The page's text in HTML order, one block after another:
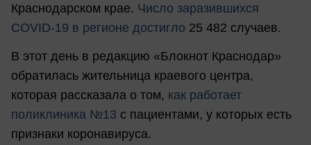
Краснодарском крае. Число заразившихся
COVID-19 в регионе достигло 25 482 случаев.
В этот день в редакцию «Блокнот Краснодар»
обратилась жительница краевого центра,
которая рассказала о том, как работает
поликлиника №13 с пациентами, у которых есть
признаки коронавируса.